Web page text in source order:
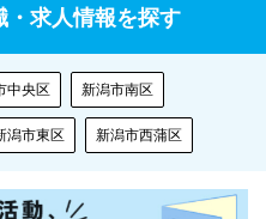
・求人情報を探す
中央区 新潟市南区
潟市東区 新潟市西蒲区